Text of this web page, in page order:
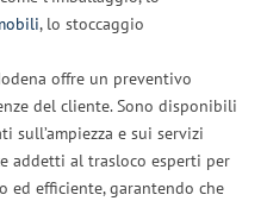
, lo stoccaggio
offre un preventivo
del cliente. Sono disponibili
sull’ampiezza e sui servizi
addetti al trasloco esperti per
ed efficiente, garantendo che